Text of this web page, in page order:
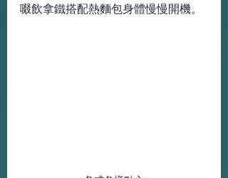
啜飲拿鐵搭配熱麵包身體慢慢開機。